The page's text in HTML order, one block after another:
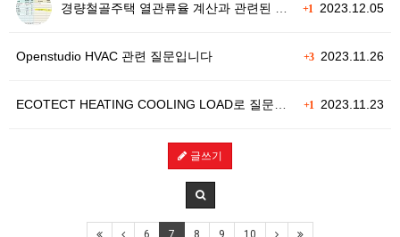
+1 2023.12.05
경량철골주택 열관류율 계산과 관련된 질문
+32023.11.26
Openstudio HVAC 관련 질문입니다
+1 2023.11.23
ECOTECT HEATING COOLING LOAD로 질문드립니다.
글쓰기
6 7 8 9 10